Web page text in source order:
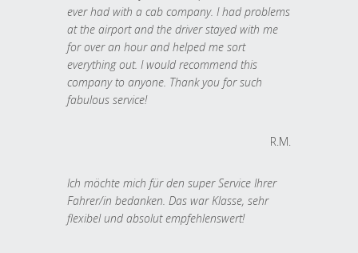
ever had with a cab company. I had problems
at the airport and the driver stayed with me
for over an hour and helped me sort
everything out. I would recommend this
company to anyone. Thank you for such
fabulous service!
R.M.
Ich möchte mich für den super Service Ihrer
Fahrer/in bedanken. Das war Klasse, sehr
flexibel und absolut empfehlenswert!